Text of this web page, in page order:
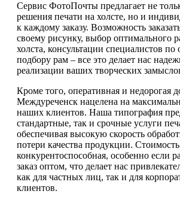
Сервис ФотоПочты предлагает не
решения печати на холсте, но и
к каждому заказу. Возможность
своему рисунку, выбор оптимального
холста, консультации специалистов
подбору рам – все это делает нас
реализации ваших творческих
Кроме того, оперативная и недорогая
Междуреченск нацелена на
наших клиентов. Наша типография
стандартные, так и срочные услуги
обеспечивая высокую скорость
потери качества продукции.
конкурентоспособная, особенно если
заказ оптом, что делает нас
как для частных лиц, так и для
клиентов.